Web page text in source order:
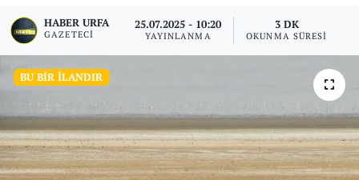
HABER URFA
GAZETECI
25.07.2025 - 10:20
YAYINLANMA
3 DK
OKUNMA SÜRESI
BU BIR İLANDIR